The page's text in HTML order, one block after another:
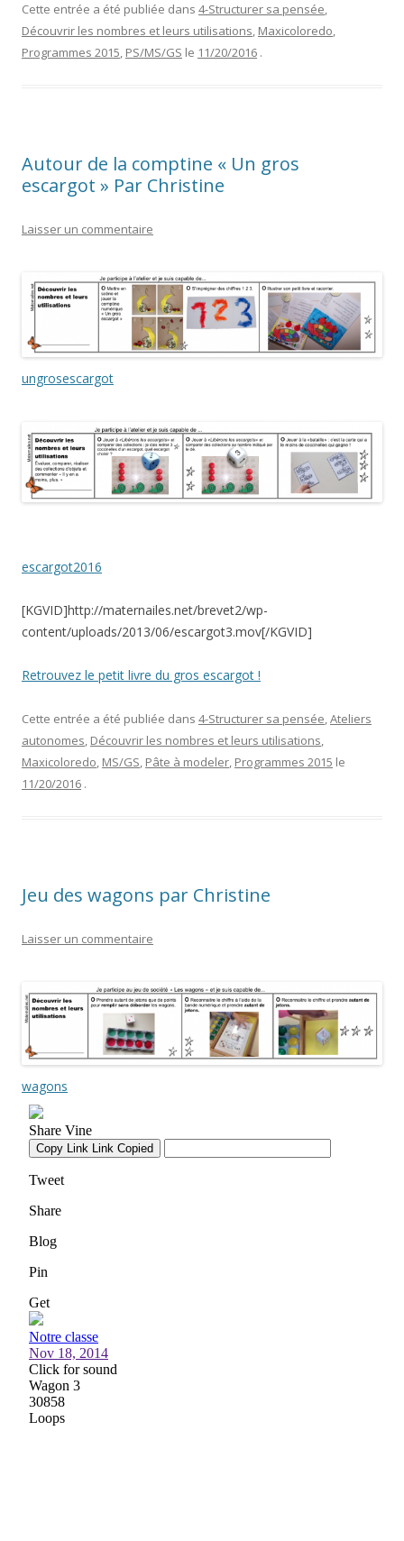
Cette entrée a été publiée dans 4-Structurer sa pensée,
Découvrir les nombres et leurs utilisations, Maxicoloredo,
Programmes 2015, PS/MS/GS le 11/20/2016 .
Autour de la comptine « Un gros
escargot » Par Christine
Laisser un commentaire
ungrosescargot
escargot2016
[KGVID]http://maternailes.net/brevet2/wp-
content/uploads/2013/06/escargot3.mov[/KGVID]
Retrouvez le petit livre du gros escargot !
Cette entrée a été publiée dans 4-Structurer sa pensée,Ateliers
autonomes, Découvrir les nombres et leurs utilisations,
Maxicoloredo, MS/GS, Pâte à modeler, Programmes 2015 le
11/20/2016 .
Jeu des wagons par Christine
Laisser un commentaire
wagons